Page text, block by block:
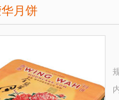
月饼